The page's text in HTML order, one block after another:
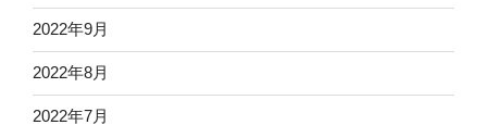
2022年9月
2022年8月
2022年7月